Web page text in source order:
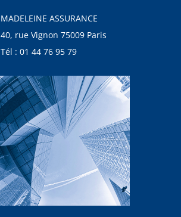
MADELEINE ASSURANCE
40, rue Vignon 75009 Paris
Tél : 01 44 76 95 79